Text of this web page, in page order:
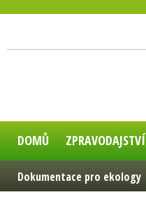
DOMŮ ZPRAVODAJSTVÍ
Dokumentace pro ekology